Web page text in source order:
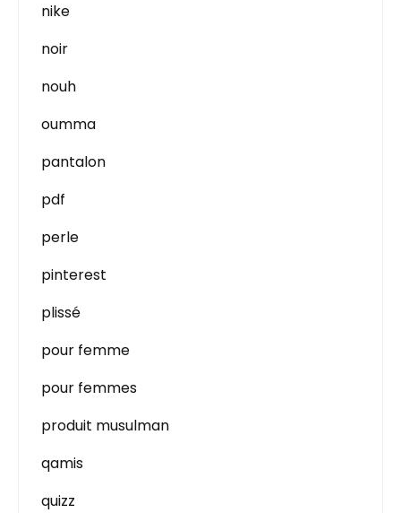
nike
noir
nouh
oumma
pantalon
pdf
perle
pinterest
plissé
pour femme
pour femmes
produit musulman
qamis
quizz